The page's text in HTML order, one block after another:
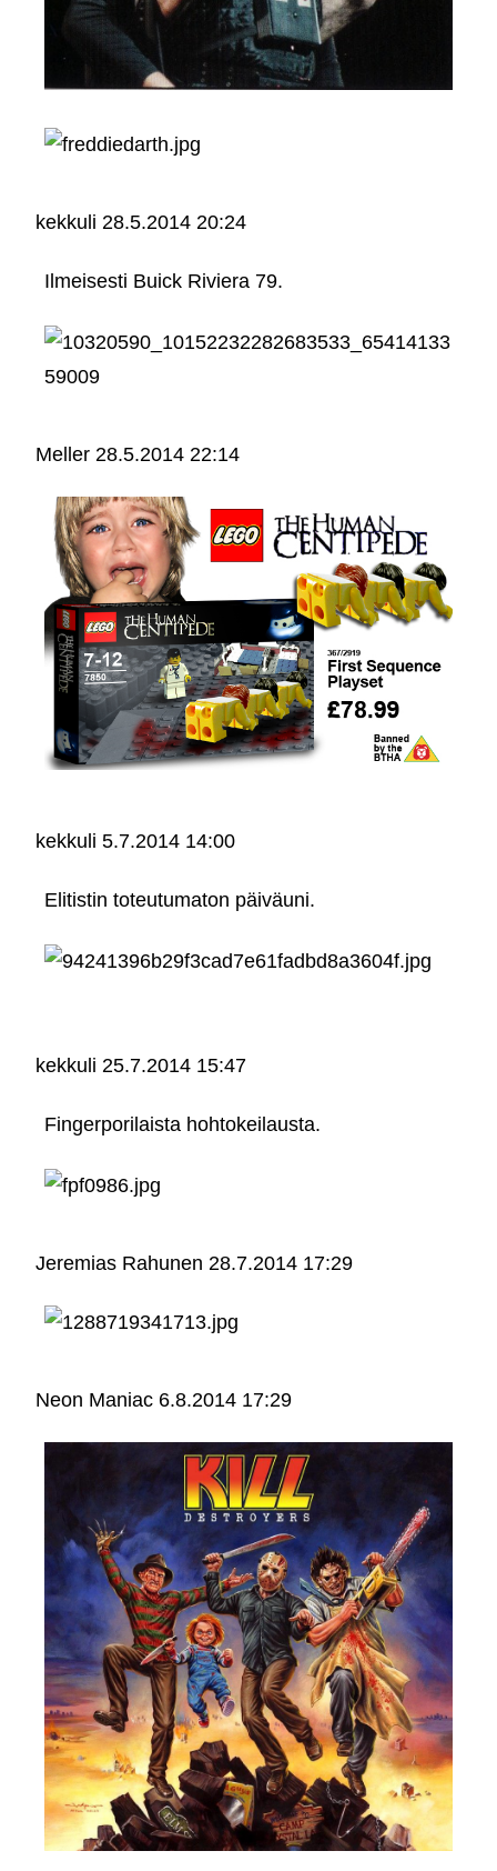
kekkuli 28.5.2014 20:24
Ilmeisesti Buick Riviera 79.
Meller 28.5.2014 22:14
kekkuli 5.7.2014 14:00
Elitistin toteutumaton päiväuni.
kekkuli 25.7.2014 15:47
Fingerporilaista hohtokeilausta.
Jeremias Rahunen 28.7.2014 17:29
Neon Maniac 6.8.2014 17:29